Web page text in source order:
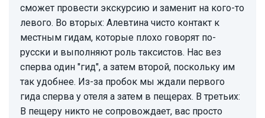
сможет провести экскурсию и заменит на кого-то
левого. Во вторых: Алевтина чисто контакт к
местным гидам, которые плохо говорят по-
русски и выполняют роль таксистов. Нас вез
сперва один "гид", а затем второй, поскольку им
так удобнее. Из-за пробок мы ждали первого
гида сперва у отеля а затем в пещерах. В третьих:
В пещеру никто не сопровождает, вас просто